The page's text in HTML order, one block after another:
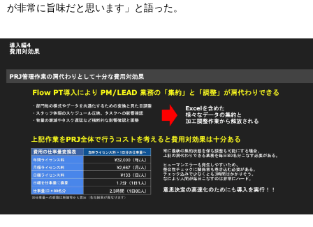
が非常に旨味だと思います」と語った。